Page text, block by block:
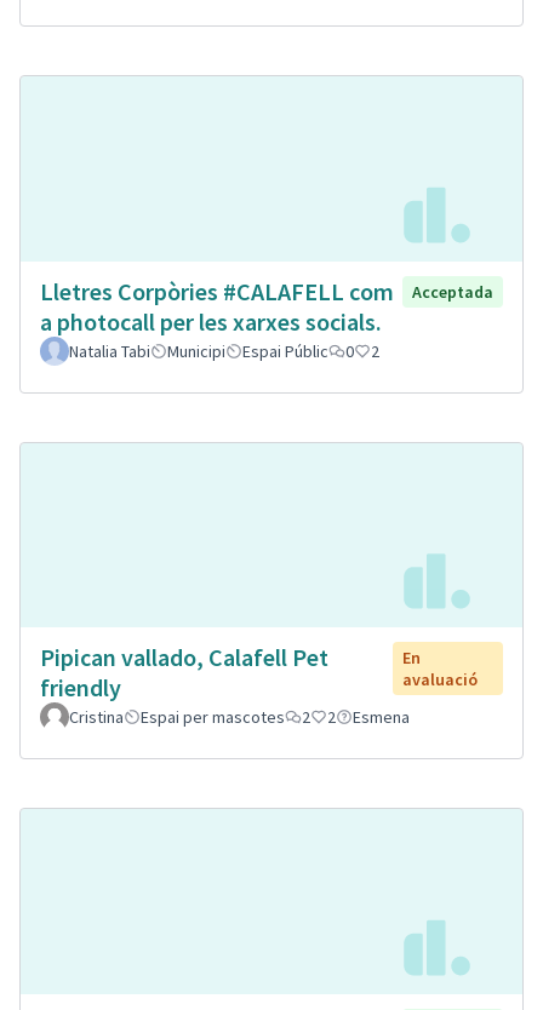
Lletres Corpòries #CALAFELL com
a photocall per les xarxes socials.
Acceptada
Natalia Tabi Municipi Espai Públic 0 2
Pipican vallado, Calafell Pet
friendly
En
avaluació
Cristina
Espai per mascotes 2 2 Esmena